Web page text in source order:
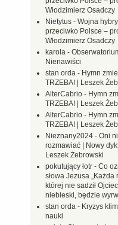
Włodzimierz Osadczy
Nietytus - Wojna
przeciwko Polsce –
Włodzimierz Osadczy
karola -
Nienawiści
stan orda - Hymn
TRZEBA! | Leszek
AlterCabrio - Hymn
TRZEBA! | Leszek
AlterCabrio - Hymn
TRZEBA! | Leszek
Nieznany2024 - Oni
rozmawiać | Nowy
Leszek Żebrowski
pokutujący łotr - Co
słowa Jezusa „Każda
której nie sadził
niebieski, będzie
stan orda - Kryzys
nauki